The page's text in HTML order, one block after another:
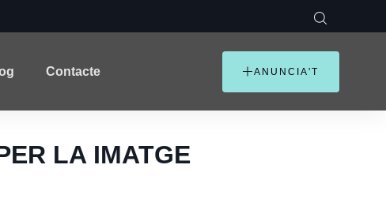
Contacte ANUNCIA'T
LA IMATGE